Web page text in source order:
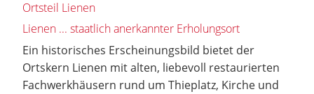
Ortsteil Lienen
Lienen ... staatlich anerkannter Erholungsort
Ein historisches Erscheinungsbild bietet der
Ortskern Lienen mit alten, liebevoll restaurierten
Fachwerkhäusern rund um Thieplatz, Kirche und